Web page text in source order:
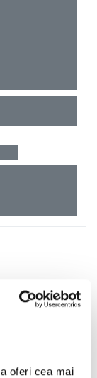
oferi cea mai